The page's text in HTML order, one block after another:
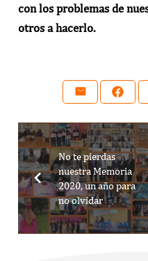
con los problemas de
otros a hacerlo.
No te pierdas
nuestra Memoria
2020, un año para
no olvidar